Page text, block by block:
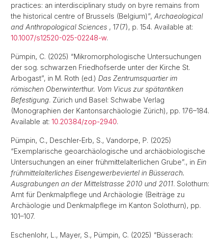
practices: an interdisciplinary study on byre remains from
the historical centre of Brussels (Belgium)”, Archaeological
and Anthropological Sciences , 17(7), p. 154. Available at:
10.1007/s12520-025-02248-w.
Pümpin, C. (2025) “Mikromorphologische Untersuchungen
der sog. schwarzen Friedhofserde unter der Kirche St.
Arbogast”, in M. Roth (ed.) Das Zentrumsquartier im
römischen Oberwinterthur. Vom Vicus zur spätantiken
Befestigung. Zürich und Basel: Schwabe Verlag
(Monographien der Kantonsarchäologie Zürich), pp. 176–184.
Available at: 10.20384/zop-2940.
Pümpin, C., Deschler-Erb, S., Vandorpe, P. (2025)
“Exemplarische geoarchäologische und archäobiologische
Untersuchungen an einer frühmittelalterlichen Grube”., in Ein
frühmittelalterliches Eisengewerbeviertel in Büsserach.
Ausgrabungen an der Mittelstrasse 2010 und 2011. Solothurn:
Amt für Denkmalpflege und Archäologie (Beiträge zu
Archäologie und Denkmalpflege im Kanton Solothurn), pp.
101–107.
Eschenlohr, L., Mayer, S., Pümpin, C. (2025) “Büsserach: